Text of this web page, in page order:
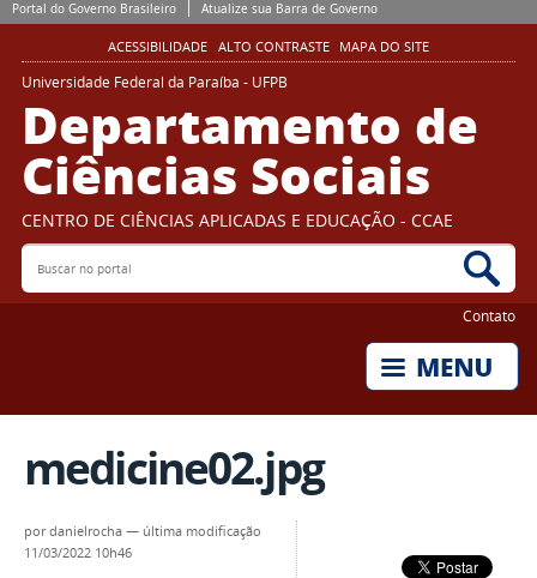
Portal do Governo Brasileiro Atualize sua Barra de Governo
ACESSIBILIDADE ALTO CONTRASTE MAPA DO SITE
Universidade Federal da Paraíba - UFPB
Departamento de
Ciências Sociais
CENTRO DE CIÊNCIAS APLICADAS E EDUCAÇÃO - CCAE
Buscar no portal
Contato
medicine02.jpg
pordanielrocha — última modificação
11/03/2022 10h46